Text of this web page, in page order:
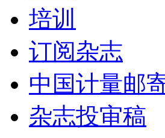
培训
订阅杂志
中国计量邮
杂志投审稿